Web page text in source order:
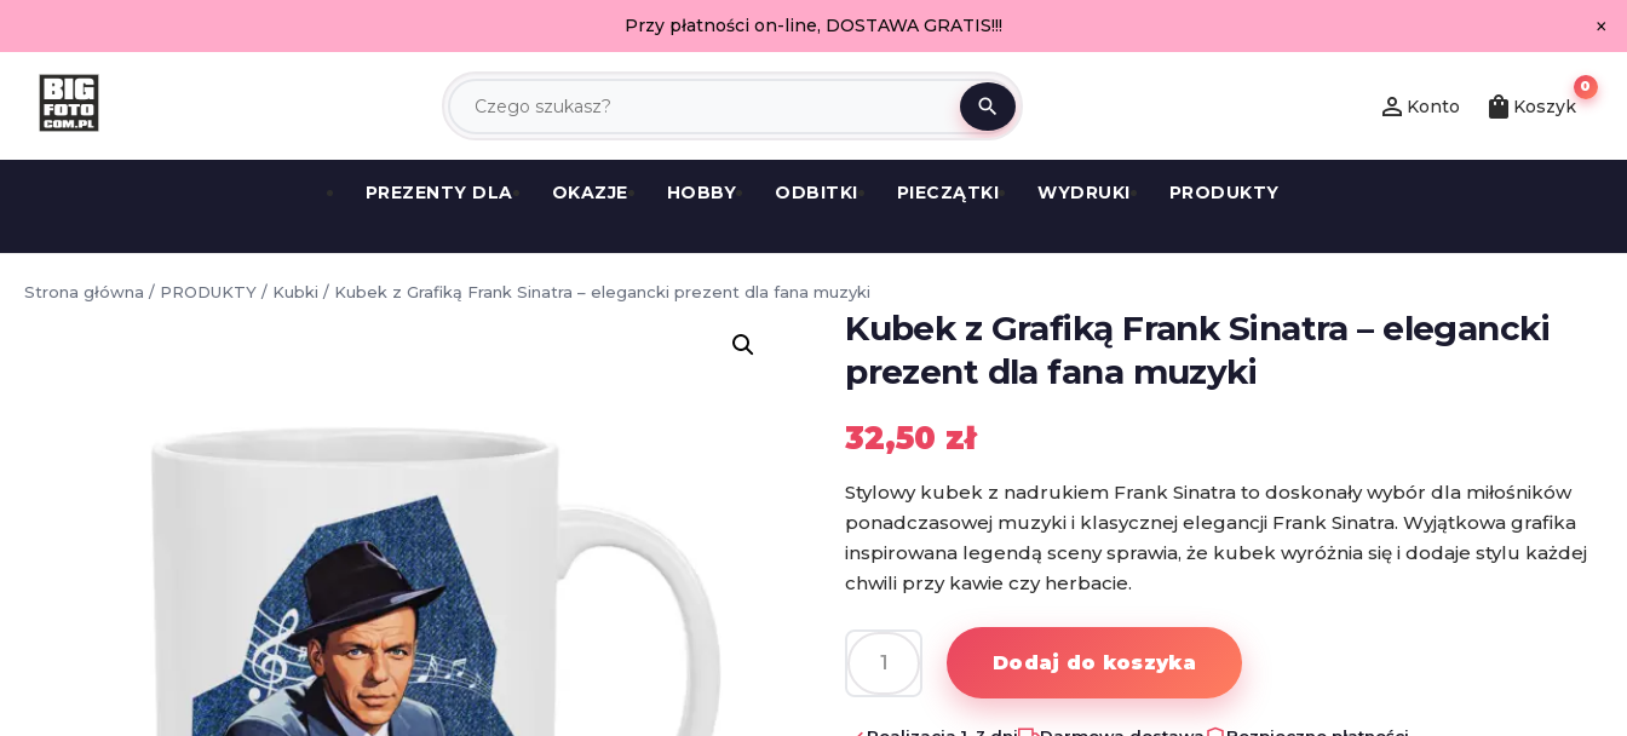
Przy płatności on-line, DOSTAWA GRATIS!!! ×
search person_outline Konto shopping_bag Koszyk
0
PREZENTY DLA OKAZJE HOBBY ODBITKI PIECZĄTKI WYDRUKI PRODUKTY
Strona główna / PRODUKTY / Kubki / Kubek z Grafiką Frank Sinatra – elegancki prezent dla fana muzyki
Kubek z Grafiką Frank Sinatra – elegancki
prezent dla fana muzyki
32,50 zł
Stylowy kubek z nadrukiem Frank Sinatra to doskonały wybór dla miłośników
ponadczasowej muzyki i klasycznej elegancji Frank Sinatra. Wyjątkowa grafika
inspirowana legendą sceny sprawia, że kubek wyróżnia się i dodaje stylu każdej
chwili przy kawie czy herbacie.
ilość
Kubek
Dodaj do koszyka